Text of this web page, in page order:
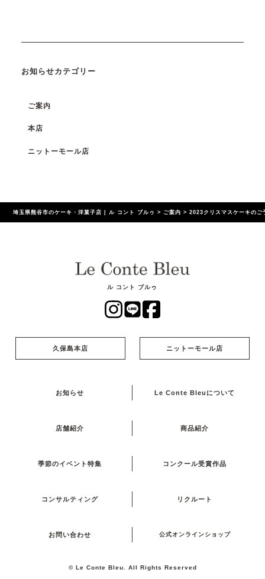
お知らせカテゴリー
ご案内
本店
ニットーモール店
埼玉県熊谷市のケーキ・洋菓子店 | ル コント ブルゥ > ご案内 >2023クリスマスケーキのご
ル コント ブルゥ
久保島本店 ニットーモール店
お知らせ Le Conte Bleuについて
店舗紹介 商品紹介
季節のイベント特集 コンクール受賞作品
コンサルティング リクルート
お問い合わせ 公式オンラインショップ
© Le Conte Bleu. All Rights Reserved